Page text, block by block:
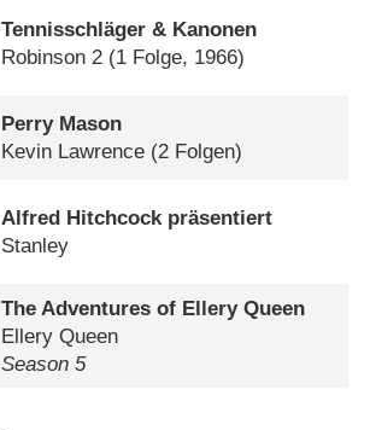
Tennisschläger & Kanonen
Robinson 2 (1 Folge, 1966)
Perry Mason
Kevin Lawrence (2 Folgen)
Alfred Hitchcock präsentiert
Stanley
The Adventures of Ellery Queen
Ellery Queen
Season 5